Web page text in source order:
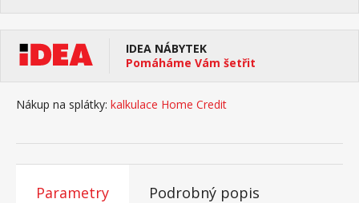
IDEA NÁBYTEK
Pomáháme Vám šetřit
Nákup na splátky: kalkulace Home Credit
Parametry Podrobný popis